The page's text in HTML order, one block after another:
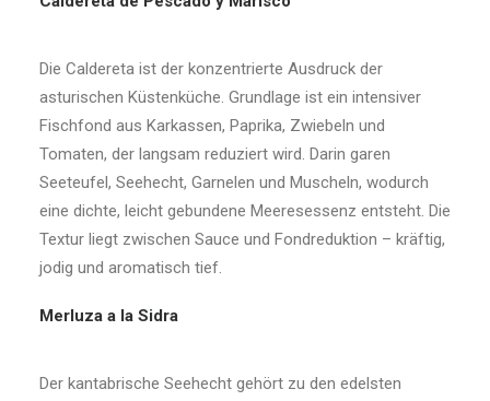
Die Caldereta ist der konzentrierte Ausdruck der
asturischen Küstenküche. Grundlage ist ein intensiver
Fischfond aus Karkassen, Paprika, Zwiebeln und
Tomaten, der langsam reduziert wird. Darin garen
Seeteufel, Seehecht, Garnelen und Muscheln, wodurch
eine dichte, leicht gebundene Meeresessenz entsteht. Die
Textur liegt zwischen Sauce und Fondreduktion – kräftig,
jodig und aromatisch tief.
Merluza a la Sidra
Der kantabrische Seehecht gehört zu den edelsten